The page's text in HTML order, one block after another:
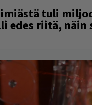
tuli
edes riitä, näin